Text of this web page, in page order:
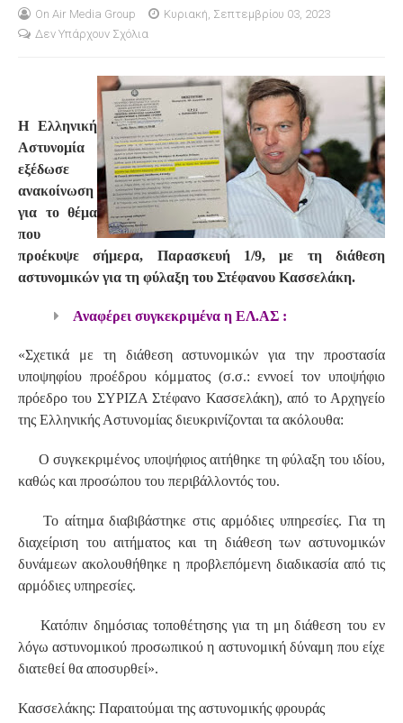
On Air Media Group
Κυριακή, Σεπτεμβρίου 03, 2023
Δεν Υπάρχουν Σχόλια
Η Ελληνική
Αστυνομία
εξέδωσε
ανακοίνωση
για το θέμα
που
προέκυψε σήμερα, Παρασκευή 1/9, με τη διάθεση
αστυνομικών για τη φύλαξη του Στέφανου Κασσελάκη.
Αναφέρει συγκεκριμένα η ΕΛ.ΑΣ :
«Σχετικά με τη διάθεση αστυνομικών για την προστασία
υποψηφίου προέδρου κόμματος (σ.σ.: εννοεί τον υποψήφιο
πρόεδρο του ΣΥΡΙΖΑ Στέφανο Κασσελάκη), από το Αρχηγείο
της Ελληνικής Αστυνομίας διευκρινίζονται τα ακόλουθα:
Ο συγκεκριμένος υποψήφιος αιτήθηκε τη φύλαξη του ιδίου,
καθώς και προσώπου του περιβάλλοντός του.
Το αίτημα διαβιβάστηκε στις αρμόδιες υπηρεσίες. Για τη
διαχείριση του αιτήματος και τη διάθεση των αστυνομικών
δυνάμεων ακολουθήθηκε η προβλεπόμενη διαδικασία από τις
αρμόδιες υπηρεσίες.
Κατόπιν δημόσιας τοποθέτησης για τη μη διάθεση του εν
λόγω αστυνομικού προσωπικού η αστυνομική δύναμη που είχε
διατεθεί θα αποσυρθεί».
Κασσελάκης: Παραιτούμαι της αστυνομικής φρουράς